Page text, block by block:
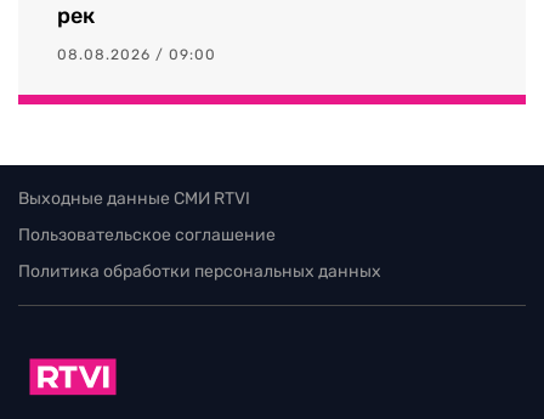
рек
08.08.2026 / 09:00
Выходные данные СМИ RTVI
Пользовательское соглашение
Политика обработки персональных данных